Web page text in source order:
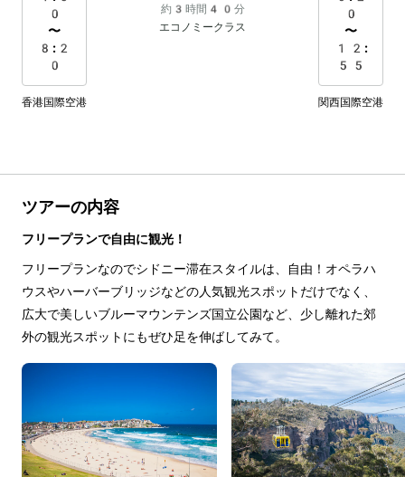
0
〜
8:2
0
約3時間40分
エコノミークラス
0
〜
12:
55
香港国際空港 関西国際空港
ツアーの内容
フリープランで自由に観光！
フリープランなのでシドニー滞在スタイルは、自由！オペラハ
ウスやハーバーブリッジなどの人気観光スポットだけでなく、
広大で美しいブルーマウンテンズ国立公園など、少し離れた郊
外の観光スポットにもぜひ足を伸ばしてみて。